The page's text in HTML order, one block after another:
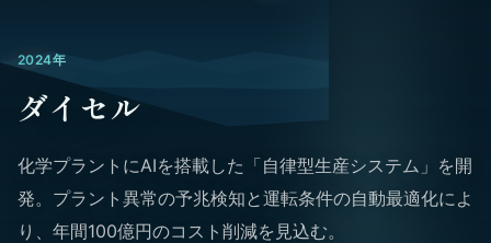
2024年
ダイセル
化学プラントにAIを搭載した「自律型生産システム」を開
発。プラント異常の予兆検知と運転条件の自動最適化によ
り、年間100億円のコスト削減を見込む。